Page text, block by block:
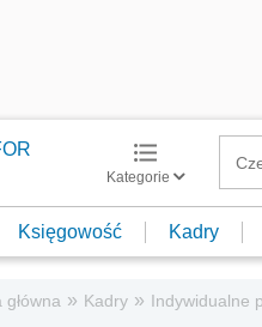
Kategorie
Księgowość Kadry
główna » Kadry » Indywidualne